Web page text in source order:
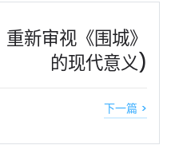
新审视《围城》
的现代意义)
下一篇 >